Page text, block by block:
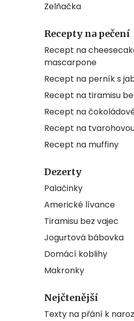
Zelňačka
Recepty na pečení
Recept na
mascarpone
Recept na perník s
Recept na tiramisu
Recept na
Recept na
Recept na muffiny
Dezerty
Palačinky
Americké lívance
Tiramisu bez vajec
Jogurtová bábovka
Domácí koblihy
Makronky
Nejčtenější
Texty na přání k